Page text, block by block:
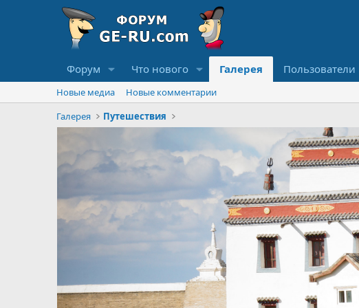
Форум Что нового Галерея Пользователи
Новые медиа
Новые комментарии
Галерея
Путешествия